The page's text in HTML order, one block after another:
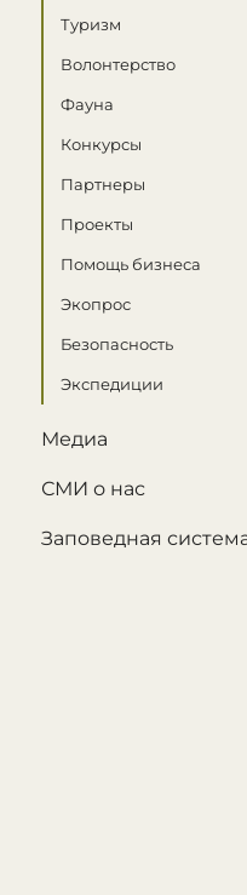
Туризм
Волонтерство
Фауна
Конкурсы
Партнеры
Проекты
Помощь бизнеса
Экопрос
Безопасность
Экспедиции
Медиа
СМИ о нас
Заповедная